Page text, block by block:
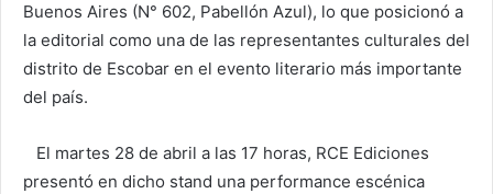
Buenos Aires (N° 602, Pabellón Azul), lo que posicionó a
la editorial como una de las representantes culturales del
distrito de Escobar en el evento literario más importante
del país.
El martes 28 de abril a las 17 horas, RCE Ediciones
presentó en dicho stand una performance escénica